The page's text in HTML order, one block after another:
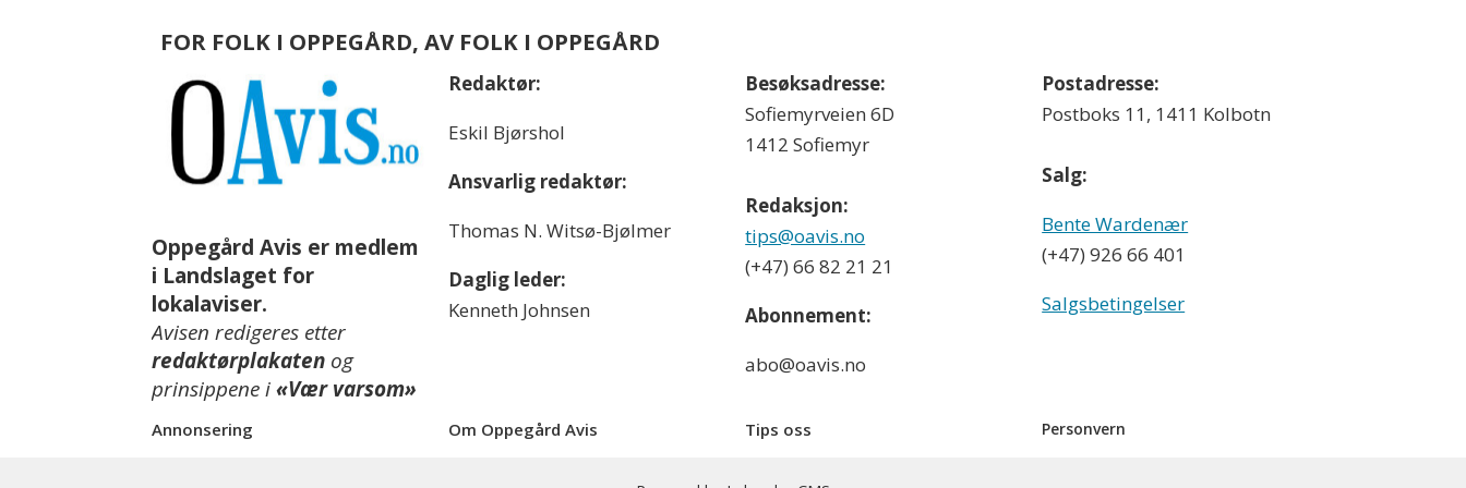
FOR FOLK I OPPEGÅRD, AV FOLK I OPPEGÅRD
Oppegård Avis er medlem
i Landslaget for
lokalaviser.
Avisen redigeres etter
redaktørplakaten og
prinsippene i«Vær varsom»
Redaktør:
Eskil Bjørshol
Ansvarlig redaktør:
Thomas N. Witsø-Bjølmer
Daglig leder:
Kenneth Johnsen
Besøksadresse:
Sofiemyrveien 6D
1412 Sofiemyr
Redaksjon:
tips@oavis.no
(+47) 66 82 21 21
Abonnement:
abo@oavis.no
Postadresse:
Postboks 11, 1411 Kolbotn
Salg:
Bente Wardenær
(+47) 926 66 401
Salgsbetingelser
Annonsering Om Oppegård Avis Tips oss Personvern